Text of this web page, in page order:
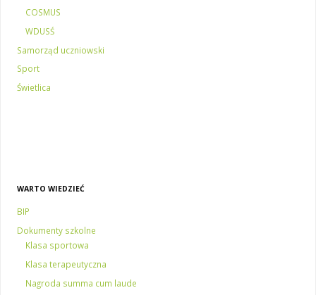
COSMUS
WDUSŚ
Samorząd uczniowski
Sport
Świetlica
WARTO WIEDZIEĆ
BIP
Dokumenty szkolne
Klasa sportowa
Klasa terapeutyczna
Nagroda summa cum laude